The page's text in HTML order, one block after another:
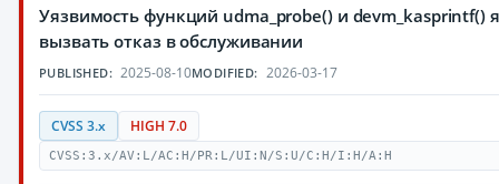
Уязвимость функций udma_probe() и
вызвать отказ в обслуживании
PUBLISHED: 2025-08-10MODIFIED: 2026-03-17
CVSS 3.x HIGH 7.0
CVSS:3.x/AV:L/AC:H/PR:L/UI:N/S:U/C:H/I:H/A:H